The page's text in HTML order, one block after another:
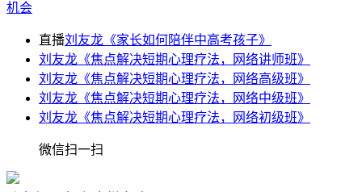
机会
直播刘友龙《家长如何陪伴中高考孩子》
刘友龙《焦点解决短期心理疗法，网络讲师班》
刘友龙《焦点解决短期心理疗法，网络高级班》
刘友龙《焦点解决短期心理疗法，网络中级班》
刘友龙《焦点解决短期心理疗法，网络初级班》
微信扫一扫